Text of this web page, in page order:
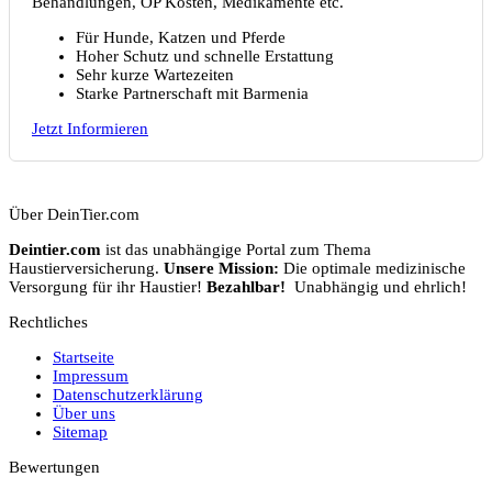
Für Hunde, Katzen und Pferde
Hoher Schutz und schnelle Erstattung
Sehr kurze Wartezeiten
Starke Partnerschaft mit Barmenia
Jetzt Informieren
Über DeinTier.com
Deintier.com ist das unabhängige Portal zum Thema
Haustierversicherung. Unsere Mission: Die optimale medizinische
Versorgung für ihr Haustier! Bezahlbar! Unabhängig und ehrlich!
Rechtliches
Startseite
Impressum
Datenschutzerklärung
Über uns
Sitemap
Bewertungen